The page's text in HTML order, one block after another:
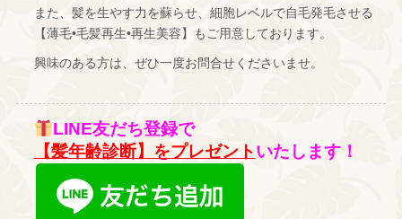
また、髪を生やす力を蘇らせ、細胞レベルで自毛発毛させる
【薄毛•毛髪再生•再生美容】もご用意しております。
興味のある方は、ぜひ一度お問合せくださいませ。
LINE友だち登録で
【髪年齢診断】をプレゼントいたします！